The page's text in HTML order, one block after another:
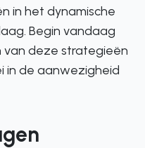
in het dynamische
Begin vandaag
deze strategieën
in de aanwezigheid